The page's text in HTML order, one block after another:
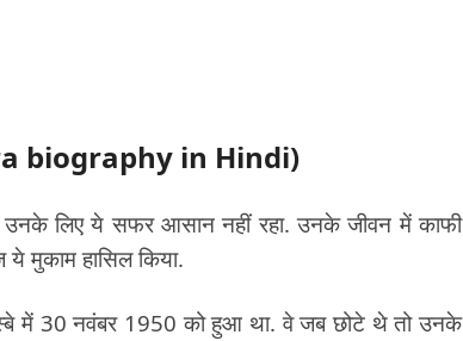
biography in Hindi)
लिए ये सफर आसान नहीं रहा. उनके जीवन में काफी
मुकाम हासिल किया.
में 30 नवंबर 1950 को हुआ था. वे जब छोटे थे तो उनके